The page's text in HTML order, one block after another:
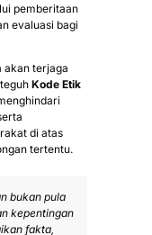
pemberitaan
evaluasi bagi
akan terjaga
Kode Etik
di atas
tertentu.
bukan pula
kepentingan
fakta,